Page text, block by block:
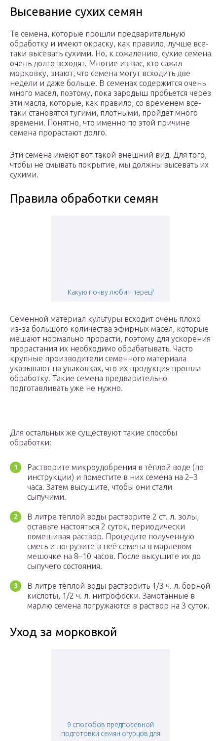
Высевание сухих семян
Те семена, которые прошли предварительную
обработку и имеют окраску, как правило, лучше все-
таки высевать сухими. Но, к сожалению, сухие семена
очень долго всходят. Многие из вас, кто сажал
морковку, знают, что семена могут всходить две
недели и даже больше. В семенах содержится очень
много масел, поэтому, пока зародыш пробьется через
эти масла, которые, как правило, со временем все-
таки становятся тугими, плотными, пройдет много
времени. Понятно, что именно по этой причине
семена прорастают долго.
Эти семена имеют вот такой внешний вид. Для того,
чтобы не смывать покрытие, мы должны высевать их
сухими.
Правила обработки семян
Какую почву любит перец?
Семенной материал культуры всходит очень плохо
из-за большого количества эфирных масел, которые
мешают нормально прорасти, поэтому для ускорения
прорастания их необходимо обрабатывать. Часто
крупные производители семенного материала
указывают на упаковках, что их продукция прошла
обработку. Такие семена предварительно
подготавливать уже не нужно.
Для остальных же существуют такие способы
обработки:
Растворите микроудобрения в тёплой воде (по
инструкции) и поместите в них семена на 2–3
часа. Затем высушите, чтобы они стали
сыпучими.
В литре тёплой воды растворите 2 ст. л. золы,
оставьте настояться 2 суток, периодически
помешивая раствор. Процедите полученную
смесь и погрузите в неё семена в марлевом
мешочке на 8–10 часов. После высушите их до
сыпучего состояния.
В литре тёплой воды растворить 1/3 ч. л. борной
кислоты, 1/2 ч. л. нитрофоски. Замотанные в
марлю семена погружаются в раствор на 3 суток.
Уход за морковкой
9 способов предпосевной
подготовки семян огурцов для